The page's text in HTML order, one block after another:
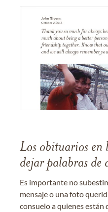
Los obituarios en
dejar palabras de
Es importante no
mensaje o una foto
consuelo a quienes están